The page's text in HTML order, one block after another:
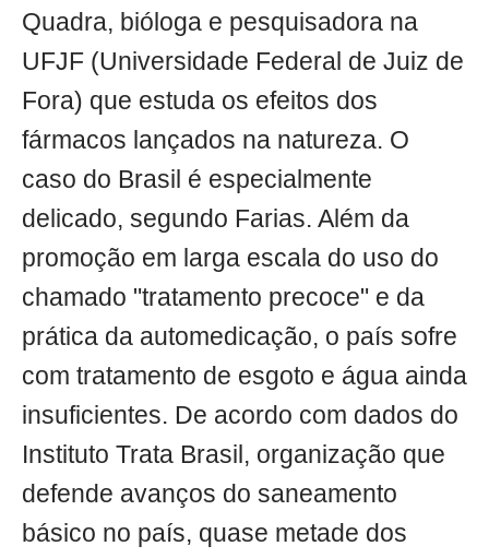
Quadra, bióloga e pesquisadora na
UFJF (Universidade Federal de Juiz de
Fora) que estuda os efeitos dos
fármacos lançados na natureza. O
caso do Brasil é especialmente
delicado, segundo Farias. Além da
promoção em larga escala do uso do
chamado "tratamento precoce" e da
prática da automedicação, o país sofre
com tratamento de esgoto e água ainda
insuficientes. De acordo com dados do
Instituto Trata Brasil, organização que
defende avanços do saneamento
básico no país, quase metade dos